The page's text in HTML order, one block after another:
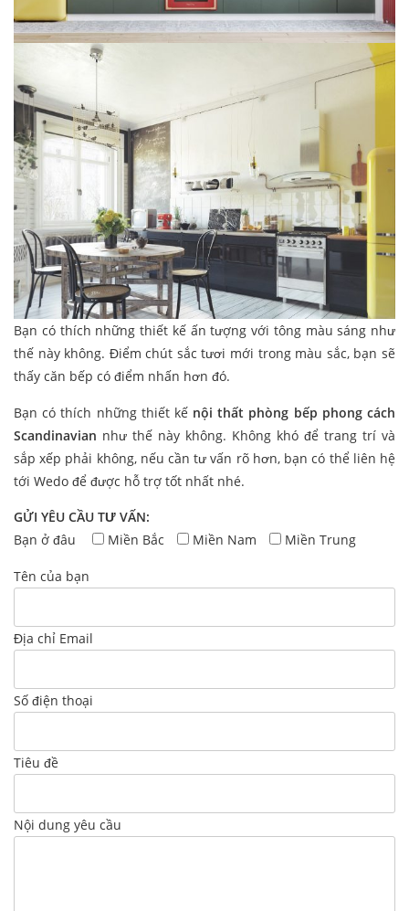
Bạn có thích những thiết kế ấn tượng với tông màu sáng như
thế này không. Điểm chút sắc tươi mới trong màu sắc, bạn sẽ
thấy căn bếp có điểm nhấn hơn đó.
Bạn có thích những thiết kế nội thất phòng bếp phong cách
Scandinavian như thế này không. Không khó để trang trí và
sắp xếp phải không, nếu cần tư vấn rõ hơn, bạn có thể liên hệ
tới Wedo để được hỗ trợ tốt nhất nhé.
GỬI YÊU CẦU TƯ VẤN:
Bạn ở đâu
Miền Bắc Miền Nam Miền Trung
Tên của bạn
Địa chỉ Email
Số điện thoại
Tiêu đề
Nội dung yêu cầu